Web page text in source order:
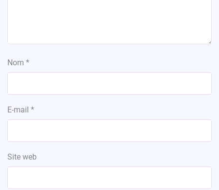
Nom *
E-mail *
Site web